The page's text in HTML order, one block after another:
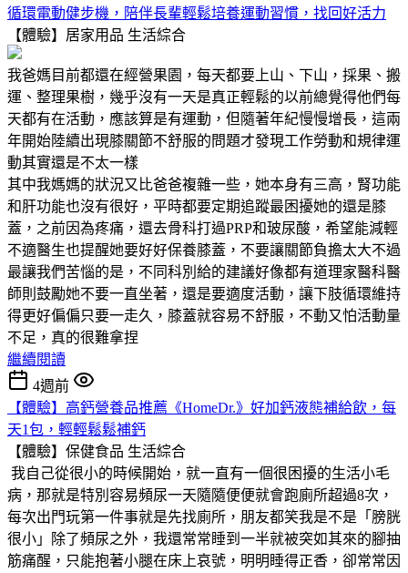
循環電動健步機，陪伴長輩輕鬆培養運動習慣，找回好活力
【體驗】居家用品 生活綜合
我爸媽目前都還在經營果園，每天都要上山、下山，採果、搬
運、整理果樹，幾乎沒有一天是真正輕鬆的以前總覺得他們每
天都有在活動，應該算是有運動，但隨著年紀慢慢增長，這兩
年開始陸續出現膝關節不舒服的問題才發現工作勞動和規律運
動其實還是不太一樣
其中我媽媽的狀況又比爸爸複雜一些，她本身有三高，腎功能
和肝功能也沒有很好，平時都要定期追蹤最困擾她的還是膝
蓋，之前因為疼痛，還去骨科打過PRP和玻尿酸，希望能減輕
不適醫生也提醒她要好好保養膝蓋，不要讓關節負擔太大不過
最讓我們苦惱的是，不同科別給的建議好像都有道理家醫科醫
師則鼓勵她不要一直坐著，還是要適度活動，讓下肢循環維持
得更好偏偏只要一走久，膝蓋就容易不舒服，不動又怕活動量
不足，真的很難拿捏
繼續閱讀
4週前
【體驗】高鈣營養品推薦《HomeDr.》好加鈣液態補給飲，每
天1包，輕輕鬆鬆補鈣
【體驗】保健食品 生活綜合
我自己從很小的時候開始，就一直有一個很困擾的生活小毛
病，那就是特別容易頻尿一天隨隨便便就會跑廁所超過8次，
每次出門玩第一件事就是先找廁所，朋友都笑我是不是「膀胱
很小」除了頻尿之外，我還常常睡到一半就被突如其來的腳抽
筋痛醒，只能抱著小腿在床上哀號，明明睡得正香，卻常常因